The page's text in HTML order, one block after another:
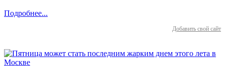
Подробнее...
Добавить свой сайт